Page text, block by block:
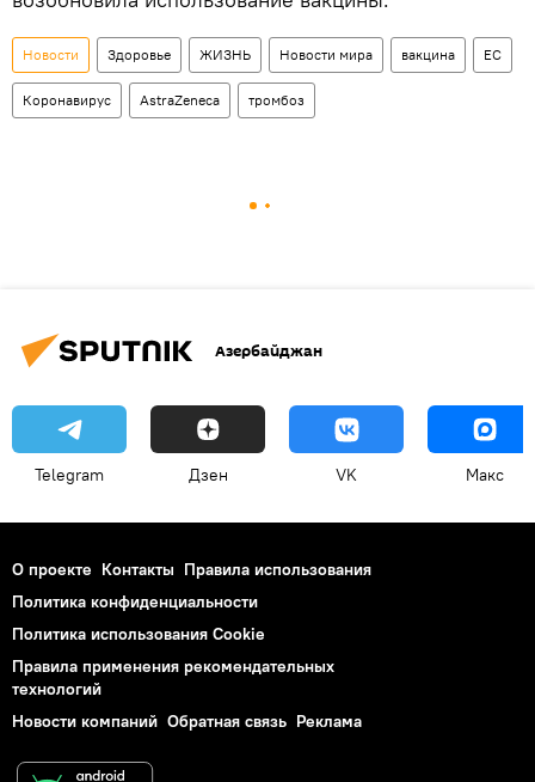
Новости Здоровье ЖИЗНЬ Новости мира вакцина ЕС
Коронавирус AstraZeneca тромбоз
Азербайджан
Telegram Дзен VK Макс
О проекте Контакты Правила использования
Политика конфиденциальности
Политика использования Cookie
Правила применения рекомендательных
технологий
Новости компаний Обратная связь Реклама